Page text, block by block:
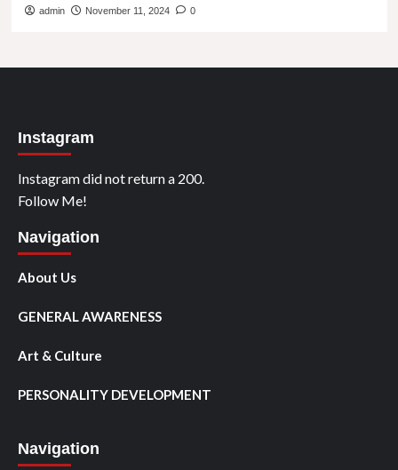
admin November 11, 2024 0
Instagram
Instagram did not return a 200.
Follow Me!
Navigation
About Us
GENERAL AWARENESS
Art & Culture
PERSONALITY DEVELOPMENT
Navigation